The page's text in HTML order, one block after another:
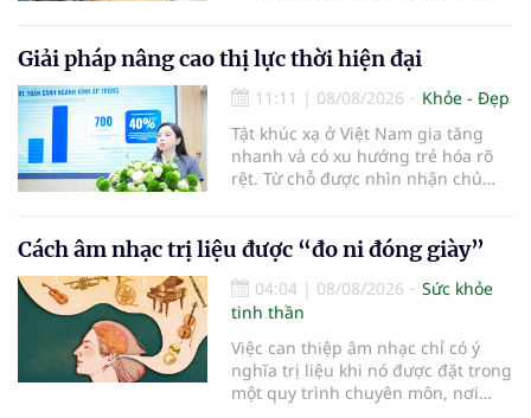
hiện sớm ung thư vú, hướng tới
mục tiêu giảm trung bình 2,5% tỷ
lệ tử vong do ung thư vú mỗi năm.
Giải pháp nâng cao thị lực thời hiện đại
11:11 | 08/08/2026
Khỏe - Đẹp
Tật khúc xạ ở Việt Nam gia tăng
nhanh và có xu hướng trẻ hóa rõ
rệt. Từ chỗ được nhìn nhận chủ
khác đang mở rộng nhanh sang
nhóm học sinh cuối cấp, sinh viên
và người lao động trẻ tại khu vực
đô thị.
Cách âm nhạc trị liệu được “đo ni đóng giày”
04:04 | 08/08/2026
Sức khỏe
tinh thần
Việc can thiệp âm nhạc chỉ có ý
nghĩa trị liệu khi nó được đặt trong
một quy trình chuyên môn, nơi